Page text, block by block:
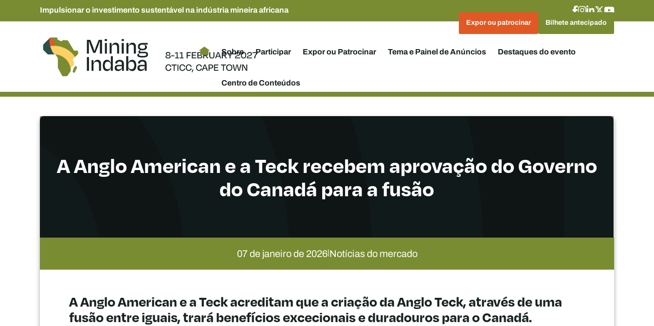
Impulsionar o investimento sustentável na indústria mineira africana
Expor ou patrocinar Bilhete antecipado
Sobre Participar Expor ou Patrocinar Tema e Painel de Anúncios Destaques do evento
Centro de Conteúdos
A Anglo American e a Teck recebem aprovação do Governo
do Canadá para a fusão
07 de janeiro de 2026|Notícias do mercado
A Anglo American e a Teck acreditam que a criação da Anglo Teck, através de uma
fusão entre iguais, trará benefícios excecionais e duradouros para o Canadá.